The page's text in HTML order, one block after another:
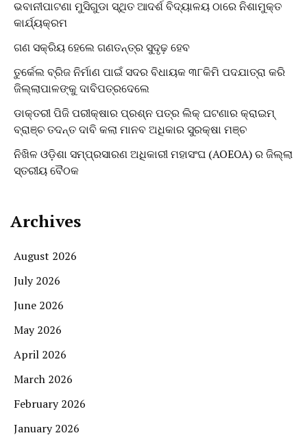
ଭବାନୀପାଟଣା ମୁସିଗୁଡା ସ୍ଥିତ ଆଦର୍ଶ ବିଦ୍ୟାଳୟ ଠାରେ ନିଶାମୁକ୍ତ
କାର୍ଯ୍ୟକ୍ରମ
ଗଣ ସକ୍ରିୟ ହେଲେ ଗଣତନ୍ତ୍ର ସୁଦୃଢ଼ ହେବ
ତୁର୍କେଲ ବ୍ରିଜ ନିର୍ମାଣ ପାଇଁ ସଦର ବିଧାୟକ ୩୮କିମି ପଦଯାତ୍ରା କରି
ଜିଲ୍ଲାପାଳଙ୍କୁ ଦାବିପତ୍ରଦେଲେ
ଡାକ୍ତରୀ ପିଜି ପରୀକ୍ଷାର ପ୍ରଶ୍ନ ପତ୍ର ଲିକ୍ ଘଟଣାର କ୍ରାଇମ୍
ବ୍ରାଞ୍ଚ ତଦନ୍ତ ଦାବି କଲା ମାନବ ଅଧିକାର ସୁରକ୍ଷା ମଞ୍ଚ
ନିଖିଳ ଓଡ଼ିଶା ସମ୍ପ୍ରସାରଣ ଅଧିକାରୀ ମହାସଂଘ (AOEOA) ର ଜିଲ୍ଲା
ସ୍ତରୀୟ ବୈଠକ
Archives
August 2026
July 2026
June 2026
May 2026
April 2026
March 2026
February 2026
January 2026